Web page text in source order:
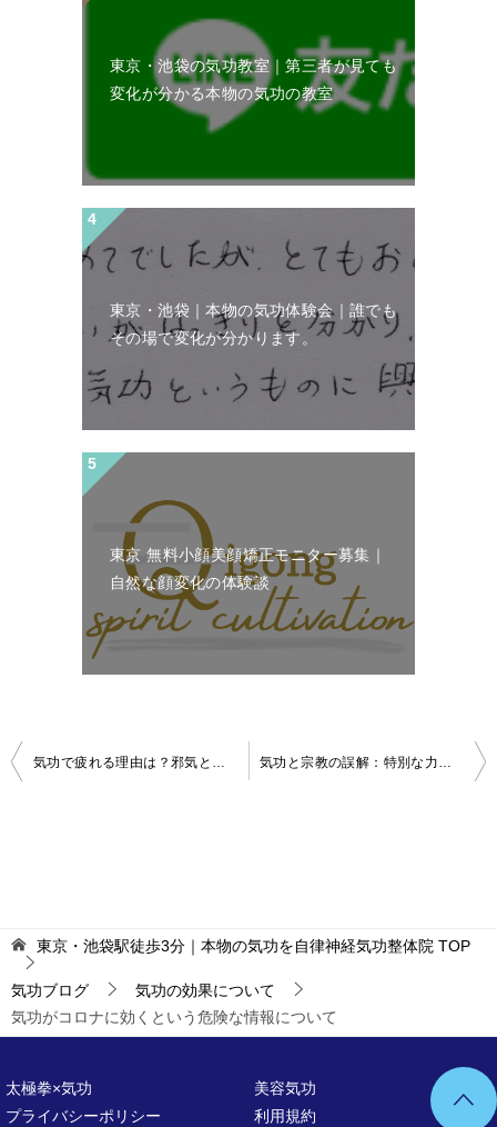
東京・池袋の気功教室｜第三者が見ても
変化が分かる本物の気功の教室
東京・池袋｜本物の気功体験会｜誰でも
その場で変化が分かります。
東京 無料小顔美顔矯正モニター募集｜
自然な顔変化の体験談
投
ー
シ
ョ
気功で疲れる理由は？邪気と自然の気を使った成長体験から学んだこと 気功と宗教の誤解：特別な力ではない！誰でもできる自然の力
東京・池袋駅徒歩3分｜本物の気功を自律神経気功整体院 TOP
気功ブログ
気功の効果について
気功がコロナに効くという危険な情報について
太極拳×気功
美容気功
プライバシーポリシー
利用規約